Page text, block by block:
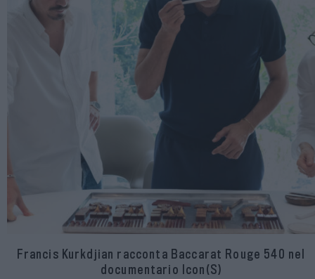
Francis Kurkdjian racconta Baccarat Rouge 540 nel
documentario Icon(S)